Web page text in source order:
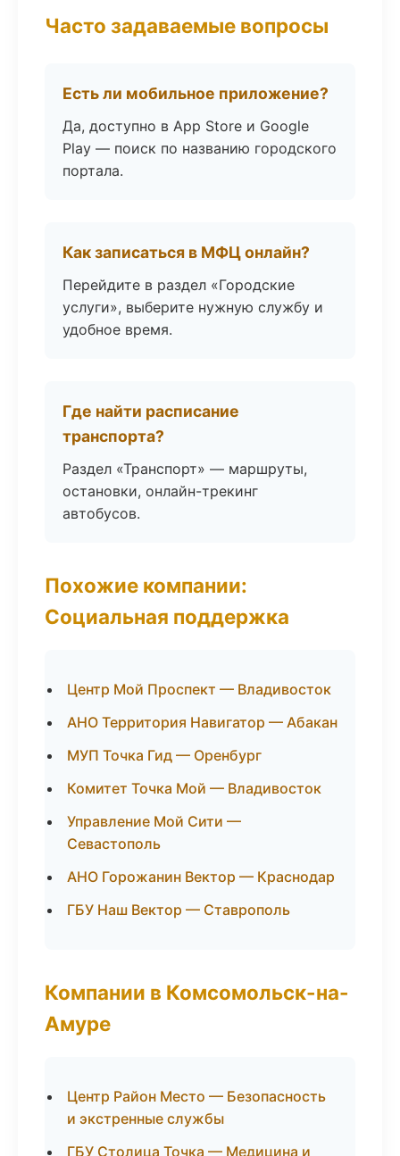
Часто задаваемые вопросы
Есть ли мобильное приложение?
Да, доступно в App Store и Google
Play — поиск по названию городского
портала.
Как записаться в МФЦ онлайн?
Перейдите в раздел «Городские
услуги», выберите нужную службу и
удобное время.
Где найти расписание
транспорта?
Раздел «Транспорт» — маршруты,
остановки, онлайн-трекинг
автобусов.
Похожие компании:
Социальная поддержка
Центр Мой Проспект — Владивосток
АНО Территория Навигатор — Абакан
МУП Точка Гид — Оренбург
Комитет Точка Мой — Владивосток
Управление Мой Сити —
Севастополь
АНО Горожанин Вектор — Краснодар
ГБУ Наш Вектор — Ставрополь
Компании в Комсомольск-на-
Амуре
Центр Район Место — Безопасность
и экстренные службы
ГБУ Столица Точка — Медицина и